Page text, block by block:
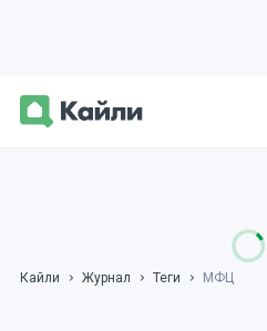
Кайли Журнал Теги МФЦ